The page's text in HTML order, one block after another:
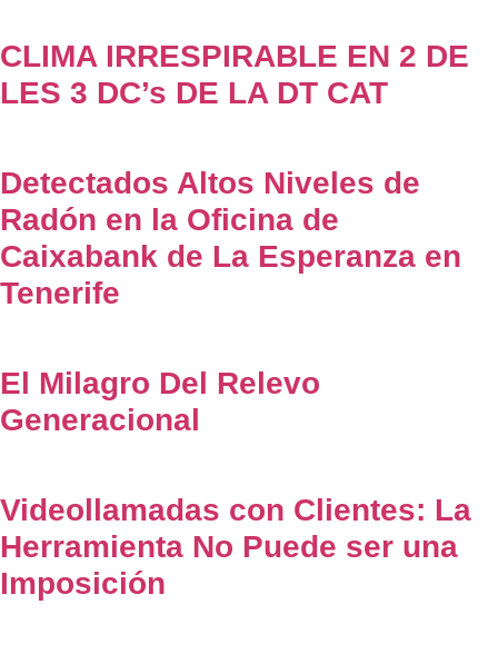
CLIMA IRRESPIRABLE EN 2 DE
LES 3 DC’s DE LA DT CAT
Detectados Altos Niveles de
Radón en la Oficina de
Caixabank de La Esperanza en
Tenerife
El Milagro Del Relevo
Generacional
Videollamadas con Clientes: La
Herramienta No Puede ser una
Imposición